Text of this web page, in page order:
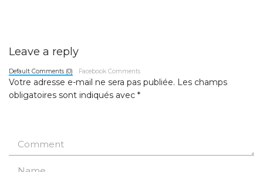
Leave a reply
Default Comments (0) Facebook Comments
Votre adresse e-mail ne sera pas publiée. Les champs
obligatoires sont indiqués avec *